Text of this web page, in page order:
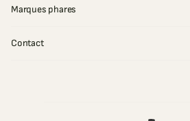
Marques phares
Contact